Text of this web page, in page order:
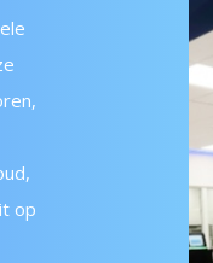
op